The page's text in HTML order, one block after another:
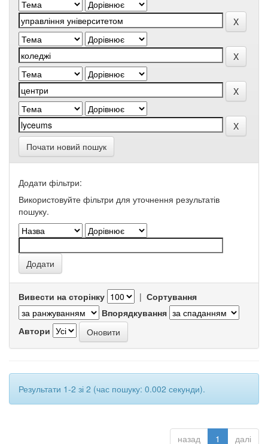
Почати новий пошук
Додати фільтри:
Використовуйте фільтри для уточнення результатів
пошуку.
Вивести на сторінку | Сортування
Впорядкування
Автори
Результати 1-2 зі 2 (час пошуку: 0.002 секунди).
назад 1 далі